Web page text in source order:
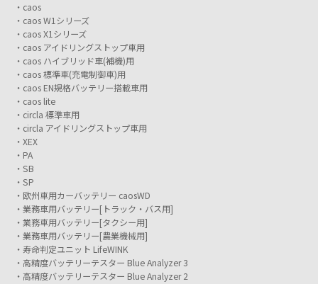
caos
caos W1シリーズ
caos X1シリーズ
caos アイドリングストップ車用
caos ハイブリッド車(補機)用
caos 標準車(充電制御車)用
caos EN規格バッテリー搭載車用
caos lite
circla 標準車用
circla アイドリングストップ車用
XEX
PA
SB
SP
欧州車用カーバッテリー caosWD
業務車用バッテリー[トラック・バス用]
業務車用バッテリー[タクシー用]
業務車用バッテリー[農業機械用]
寿命判定ユニット LifeWINK
高精度バッテリーテスター Blue Analyzer 3
高精度バッテリーテスター Blue Analyzer 2